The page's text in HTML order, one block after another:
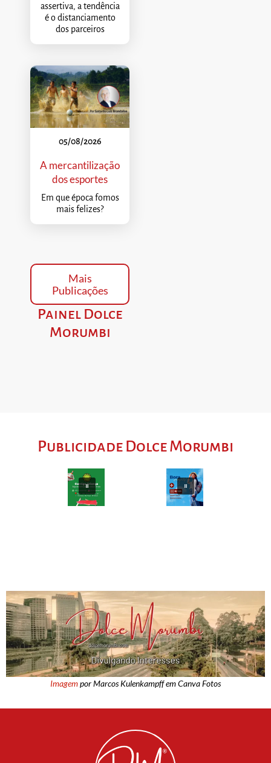
assertiva, a tendência
é o distanciamento
dos parceiros
05/08/2026
A mercantilização
dos esportes
Em que época fomos
mais felizes?
Mais
Publicações
Painel Dolce
Morumbi
Publicidade Dolce Morumbi
Imagempor Marcos Kulenkampff em Canva Fotos